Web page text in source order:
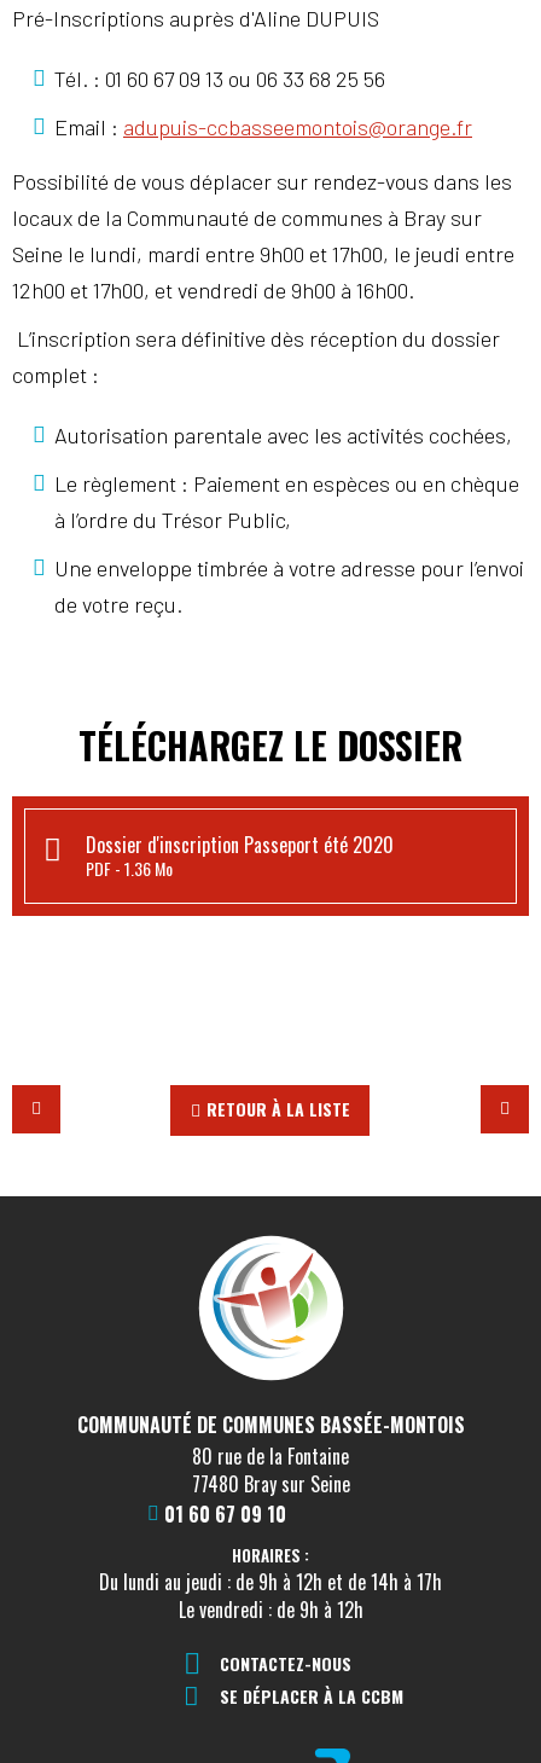
Pré-Inscriptions auprès d'Aline DUPUIS
Tél. : 01 60 67 09 13 ou 06 33 68 25 56
Email : adupuis-ccbasseemontois@orange.fr
Possibilité de vous déplacer sur rendez-vous dans les
locaux de la Communauté de communes à Bray sur
Seine le lundi, mardi entre 9h00 et 17h00, le jeudi entre
12h00 et 17h00, et vendredi de 9h00 à 16h00.
L’inscription sera définitive dès réception du dossier
complet :
Autorisation parentale avec les activités cochées,
Le règlement : Paiement en espèces ou en chèque
à l’ordre du Trésor Public,
Une enveloppe timbrée à votre adresse pour l’envoi
de votre reçu.
TÉLÉCHARGEZ LE DOSSIER
Dossier d'inscription Passeport été 2020
PDF 1.36 Mo
RETOUR À LA LISTE
COMMUNAUTÉ DE COMMUNES BASSÉE-MONTOIS
80 rue de la Fontaine
77480 Bray sur Seine
01 60 67 09 10
HORAIRES :
Du lundi au jeudi : de 9h à 12h et de 14h à 17h
Le vendredi : de 9h à 12h
CONTACTEZ-NOUS
SE DÉPLACER À LA CCBM